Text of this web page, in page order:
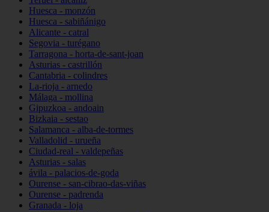
Huesca - monzón
Huesca - sabiñánigo
Alicante - catral
Segovia - turégano
Tarragona - horta-de-sant-joan
Asturias - castrillón
Cantabria - colindres
La-rioja - arnedo
Málaga - mollina
Gipuzkoa - andoain
Bizkaia - sestao
Salamanca - alba-de-tormes
Valladolid - urueña
Ciudad-real - valdepeñas
Asturias - salas
ávila - palacios-de-goda
Ourense - san-cibrao-das-viñas
Ourense - padrenda
Granada - loja